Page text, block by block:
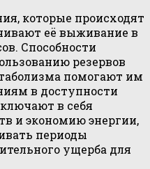
которые происходят
её выживание в
Способности
резервов
помогают им
в доступности
в себя
и экономию энергии,
периоды
ущерба для